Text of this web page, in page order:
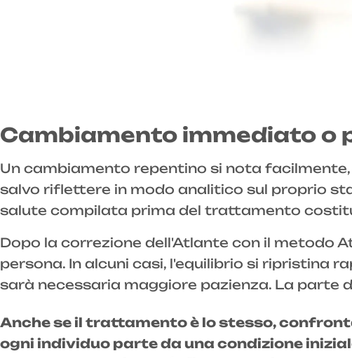
Cambiamento immediato o
Un cambiamento repentino si nota
salvo riflettere in modo analitico sul proprio
salute compilata prima del trattamento
Dopo la correzione dell'Atlante con il metodo
persona. In alcuni casi, l'equilibrio si ripristina
sarà necessaria maggiore pazienza. La parte
Anche se il trattamento è lo stesso,
ogni individuo parte da una condizione